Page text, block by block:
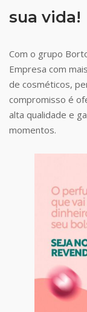
sua vida!
Com o grupo
Empresa com
de cosméticos,
compromisso é
alta qualidade e
momentos.